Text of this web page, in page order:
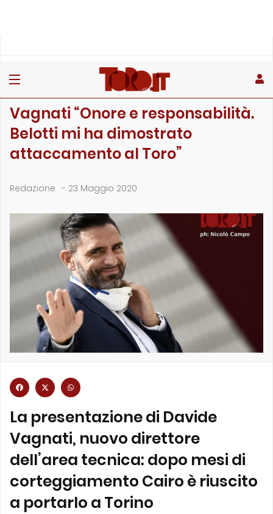
Vagnati “Onore e responsabilità.
Belotti mi ha dimostrato
attaccamento al Toro”
Redazione - 23 Maggio 2020
La presentazione di Davide
Vagnati, nuovo direttore
dell’area tecnica: dopo mesi di
corteggiamento Cairo è riuscito
a portarlo a Torino